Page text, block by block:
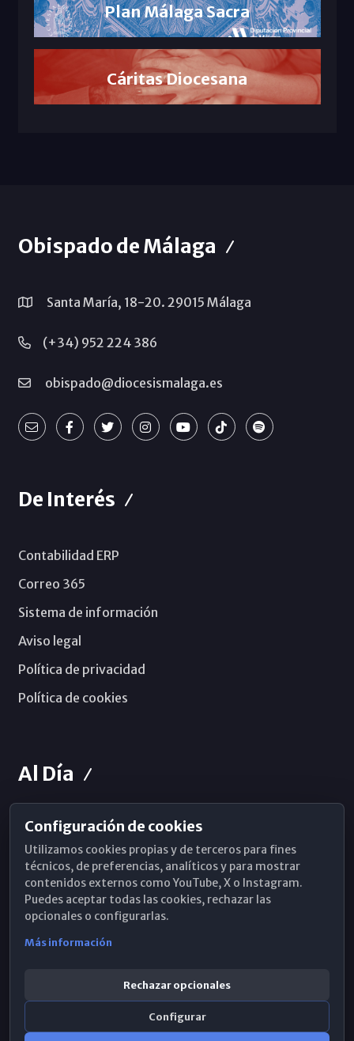
Plan Málaga Sacra
Cáritas Diocesana
Obispado de Málaga
Santa María, 18-20. 29015 Málaga
(+34) 952 224 386
obispado@diocesismalaga.es
De Interés
Contabilidad ERP
Correo 365
Sistema de información
Aviso legal
Política de privacidad
Política de cookies
Al Día
Horarios de Misa
Hemeroteca
WhatsApp
Configuración de cookies
Utilizamos cookies propias y de terceros para fines
técnicos, de preferencias, analíticos y para mostrar
contenidos externos como YouTube, X o Instagram.
Puedes aceptar todas las cookies, rechazar las
opcionales o configurarlas.
Más información
Rechazar opcionales
Configurar